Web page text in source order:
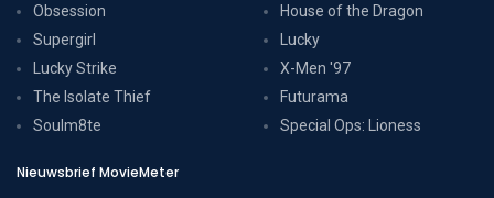
Obsession
Supergirl
Lucky Strike
The Isolate Thief
Soulm8te
House of the Dragon
Lucky
X-Men '97
Futurama
Special Ops: Lioness
Nieuwsbrief MovieMeter